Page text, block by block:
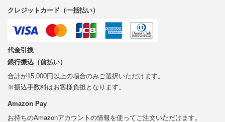
クレジットカード（一括払い）
代金引換
銀行振込（前払い）
合計が15,000円以上の場合のみご選択いただけます。
※振込手数料はお客様負担となります。
Amazon Pay
お持ちのAmazonアカウントの情報を使ってご注文いただけます。